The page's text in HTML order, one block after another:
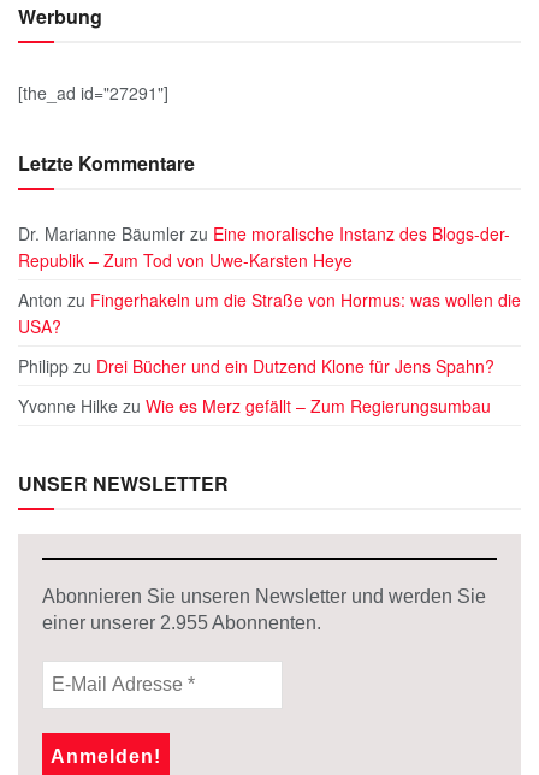
Werbung
[the_ad id="27291"]
Letzte Kommentare
Dr. Marianne Bäumler zu Eine moralische Instanz des Blogs-der-
Republik – Zum Tod von Uwe-Karsten Heye
Anton zu Fingerhakeln um die Straße von Hormus: was wollen die
USA?
Philipp zu Drei Bücher und ein Dutzend Klone für Jens Spahn?
Yvonne Hilke zu Wie es Merz gefällt – Zum Regierungsumbau
UNSER NEWSLETTER
Abonnieren Sie unseren Newsletter und werden Sie
einer unserer 2.955Abonnenten.